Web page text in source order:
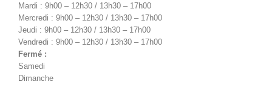
Mardi : 9h00 – 12h30 / 13h30 – 17h00
Mercredi : 9h00 – 12h30 / 13h30 – 17h00
Jeudi : 9h00 – 12h30 / 13h30 – 17h00
Vendredi : 9h00 – 12h30 / 13h30 – 17h00
Fermé :
Samedi
Dimanche